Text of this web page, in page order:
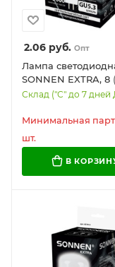
2.06 руб. Опт
Лампа
SONNEN EXTRA, 8
GU5.3, софит,
30000 ч, LED
Склад ("С" до 7 дней
Минимальная
шт.
В